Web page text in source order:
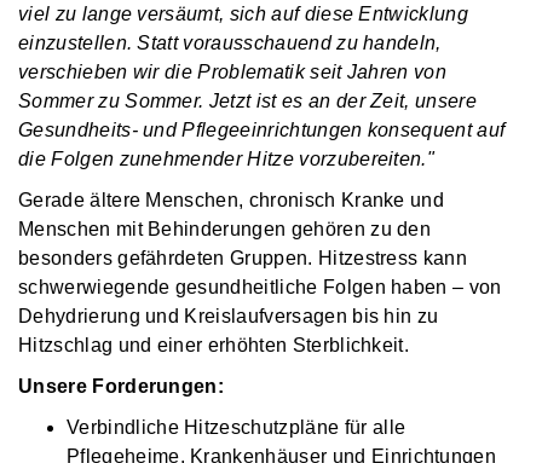
viel zu lange versäumt, sich auf diese Entwicklung
einzustellen. Statt vorausschauend zu handeln,
verschieben wir die Problematik seit Jahren von
Sommer zu Sommer. Jetzt ist es an der Zeit, unsere
Gesundheits- und Pflegeeinrichtungen konsequent auf
die Folgen zunehmender Hitze vorzubereiten."
Gerade ältere Menschen, chronisch Kranke und
Menschen mit Behinderungen gehören zu den
besonders gefährdeten Gruppen. Hitzestress kann
schwerwiegende gesundheitliche Folgen haben – von
Dehydrierung und Kreislaufversagen bis hin zu
Hitzschlag und einer erhöhten Sterblichkeit.
Unsere Forderungen:
Verbindliche Hitzeschutzpläne für alle
Pflegeheime, Krankenhäuser und Einrichtungen